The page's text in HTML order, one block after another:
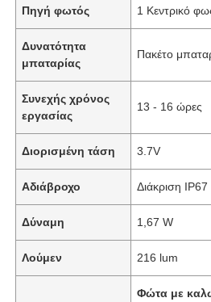
Πηγή φωτός 1 Κεντρικό
Δυνατότητα
μπαταρίας
Πακέτο
Συνεχής χρόνος
εργασίας
13 - 16 ώρες
Διορισμένη τάση 3.7V
Αδιάβροχο Διάκριση IP67
Δύναμη 1,67 W
Λούμεν 216 lum
Φώτα με